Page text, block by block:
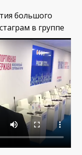
большого
в группе